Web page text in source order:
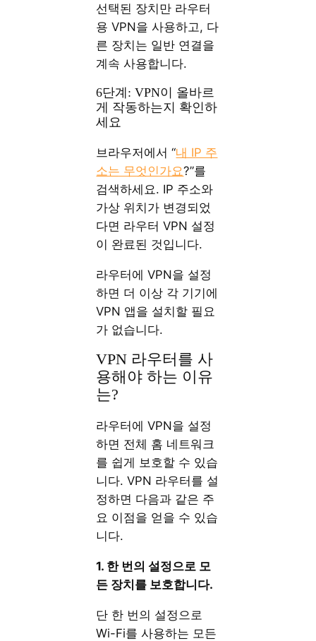
선택된 장치만 라우터
용 VPN을 사용하고, 다
른 장치는 일반 연결을
계속 사용합니다.
6단계: VPN이 올바르
게 작동하는지 확인하
세요
브라우저에서 “내 IP 주
소는 무엇인가요?”를
검색하세요. IP 주소와
가상 위치가 변경되었
다면 라우터 VPN 설정
이 완료된 것입니다.
라우터에 VPN을 설정
하면 더 이상 각 기기에
VPN 앱을 설치할 필요
가 없습니다.
VPN 라우터를 사
용해야 하는 이유
는?
라우터에 VPN을 설정
하면 전체 홈 네트워크
를 쉽게 보호할 수 있습
니다. VPN 라우터를 설
정하면 다음과 같은 주
요 이점을 얻을 수 있습
니다.
1. 한 번의 설정으로 모
든 장치를 보호합니다.
단 한 번의 설정으로
Wi-Fi를 사용하는 모든